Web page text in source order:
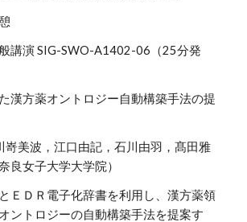
講演 SIG-SWO-A1402-06（25分発
漢方薬オントロジー自動構築手法の提
嵜美波，江口由記，石川由羽，髙田雅
良女子大学大学院）
ＥＤＲ電子化辞書を利用し、漢方薬領
ントロジーの自動構築手法を提案す